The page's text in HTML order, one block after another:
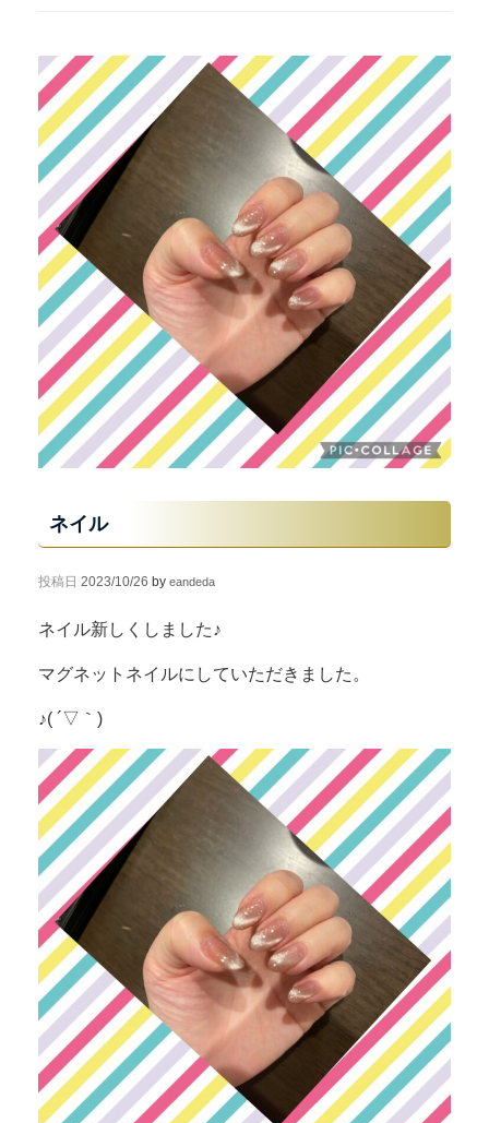
ネイル
投稿日 2023/10/26 by eandeda
ネイル新しくしました♪
マグネットネイルにしていただきました。
♪( ´▽｀)